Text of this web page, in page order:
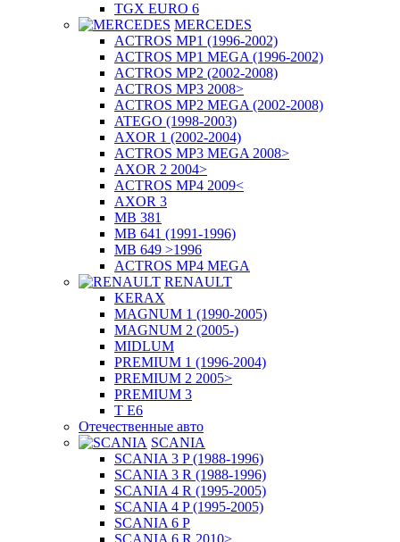
TGX EURO 6
MERCEDES
ACTROS MP1 (1996-2002)
ACTROS MP1 MEGA (1996-2002)
ACTROS MP2 (2002-2008)
ACTROS MP3 2008>
ACTROS MP2 MEGA (2002-2008)
ATEGO (1998-2003)
AXOR 1 (2002-2004)
ACTROS MP3 MEGA 2008>
AXOR 2 2004>
ACTROS MP4 2009<
AXOR 3
MB 381
MB 641 (1991-1996)
MB 649 >1996
ACTROS MP4 MEGA
RENAULT
KERAX
MAGNUM 1 (1990-2005)
MAGNUM 2 (2005-)
MIDLUM
PREMIUM 1 (1996-2004)
PREMIUM 2 2005>
PREMIUM 3
T E6
Отечественные авто
SCANIA
SCANIA 3 P (1988-1996)
SCANIA 3 R (1988-1996)
SCANIA 4 R (1995-2005)
SCANIA 4 P (1995-2005)
SCANIA 6 P
SCANIA 6 R 2010>